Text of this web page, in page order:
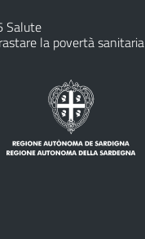
Salute
la povertà sanitaria